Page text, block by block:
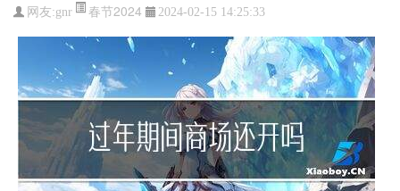
网友:gnr 春节2024 2024-02-15 14:25:33